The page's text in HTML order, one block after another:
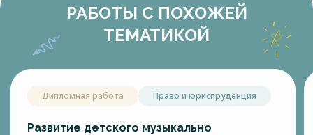
РАБОТЫ С ПОХОЖЕЙ
ТЕМАТИКОЙ
Дипломная работа Право и юриспруденция
Развитие детского музыкально